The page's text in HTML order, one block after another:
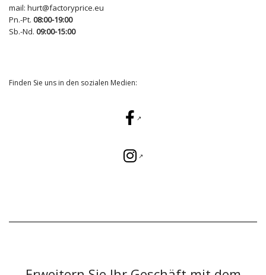
mail: hurt@factoryprice.eu
Pn.-Pt. 08:00-19:00
Sb.-Nd. 09:00-15:00
Finden Sie uns in den sozialen Medien: